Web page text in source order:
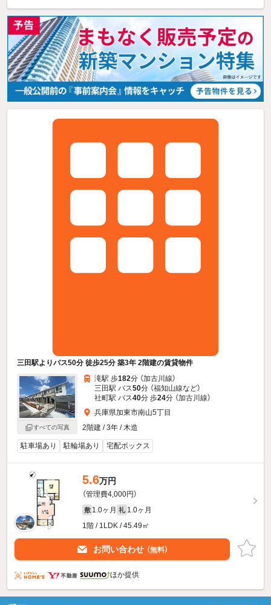
三田駅よりバス50分 徒歩25分 築3年 2階建の賃貸物件
すべての写真
滝駅 歩182分 （加古川線）
三田駅 バス50分 （福知山線など）
社町駅 バス40分 歩24分 （加古川線）
兵庫県加東市南山5丁目
2階建 / 3年 / 木造
駐車場あり 駐輪場あり 宅配ボックス
5.6万円
（管理費4,000円）
敷 1.0ヶ月 礼 1.0ヶ月
1階 / 1LDK / 45.49㎡
お問い合わせ （無料）
ほか提供